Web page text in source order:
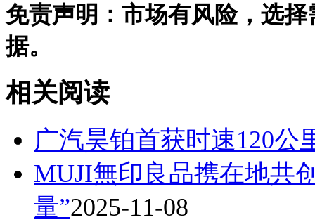
免责声明：市场有风险，选
据。
相关阅读
广汽昊铂首获时速120公
MUJI無印良品携在地共
量”2025-11-08